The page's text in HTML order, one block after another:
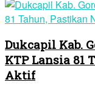
Dukcapil Kab.
KTP Lansia 81
Aktif